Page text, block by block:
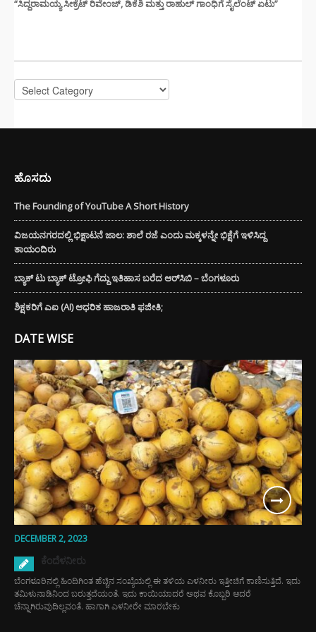
“ಸಿದ್ದರಾಮಯ್ಯ ಸೀಕ್ರೆಟ್ ರಿವೇಂಜ್‌, ಡಿಕೆಶಿ ಮತ್ತು ರಾಹುಲ್‌ ಗಾಂಧಿಗೆ ಸೈಲೆಂಟ್ ಏಟು”
Categories
ಹೊಸದು
The Founding of YouTube A Short History
ವಿಜಯನಗರದಲ್ಲಿ ಭಿಕ್ಷಾಟನೆ ಜಾಲ: ಶಾಲೆ ರಜೆ ಎಂದು ಮಕ್ಕಳನ್ನೇ ಭಿಕ್ಷೆಗೆ ಇಳಿಸಿದ್ದ
ತಾಯಂದಿರು
ಬ್ಯಾಕ್ ಟು ಬ್ಯಾಕ್ ಟ್ರೋಫಿ ಗೆದ್ದು ಇತಿಹಾಸ ಬರೆದ ಆರ್‌ಸಿಬಿ – ಬೆಂಗಳೂರು
ಶಿಕ್ಷಕರಿಗೆ ಎಐ (AI) ಆಧರಿತ ಹಾಜರಾತಿ ಫಜೀತಿ;
DATE WISE
DECEMBER 2, 2023
ಕೆಂದೆಳನೀರು
ಬೆಂಗಳೂರಿನಲ್ಲಿ ಹಿಂದಿಗಿಂತ ಹೆಚ್ಚಿನ ಸಂಖ್ಯೆಯಲ್ಲಿ ಈ ತಳಿಯ ಎಳನೀರು ಇತ್ತೀಚಿಗೆ ಕಾಣಿಸುತ್ತಿದೆ. ಇದು
ತಮಿಳುನಾಡಿನಿಂದ ಬರುತ್ತದೆಯಂತೆ. ಇದು ಕಾಯಿಯಾದರೆ ಅಥವ ಕೊಬ್ಬರಿ ಆದರೆ
ಚೆನ್ನಾಗಿರುವುದಿಲ್ಲವಂತೆ. ಹಾಗಾಗಿ ಎಳನೀರೇ ಮಾರಬೇಕು